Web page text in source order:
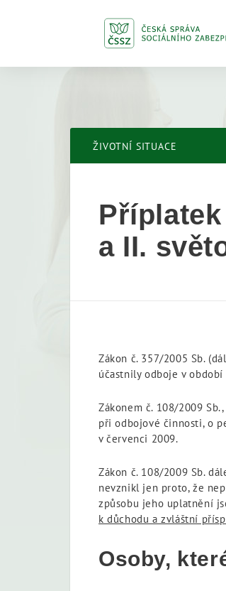
ŽIVOTNÍ SITUACE
a II.
Zákon č. 357/2005 Sb.
účastnily odboje v
Zákonem č. 108/2009
při odbojové činnosti, o
v červenci 2009.
Zákon č. 108/2009 Sb.
nevznikl jen proto, že
způsobu jeho uplatnění
k důchodu a zvláštní
Osoby,